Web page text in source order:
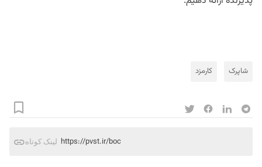
شاپرک کارمزد
لینک کوتاه https://pvst.ir/boc